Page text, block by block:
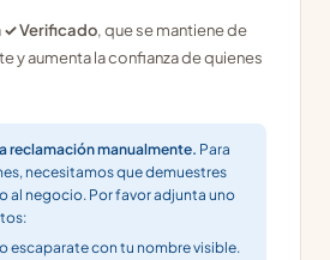
✓ Verificado, que se mantiene de
y aumenta la confianza de quienes
reclamación manualmente. Para
necesitamos que demuestres
al negocio. Por favor adjunta uno
escaparate con tu nombre visible.